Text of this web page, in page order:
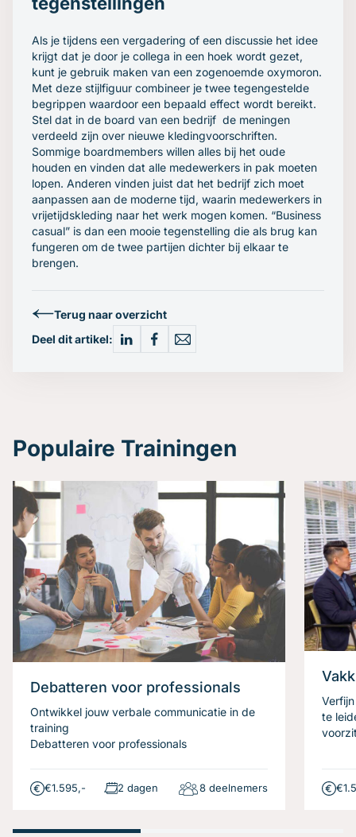
Als je tijdens een vergadering of een discussie het idee
krijgt dat je door je collega in een hoek wordt gezet,
kunt je gebruik maken van een zogenoemde oxymoron.
Met deze stijlfiguur combineer je twee tegengestelde
begrippen waardoor een bepaald effect wordt bereikt.
Stel dat in de board van een bedrijf de meningen
verdeeld zijn over nieuwe kledingvoorschriften.
Sommige boardmembers willen alles bij het oude
houden en vinden dat alle medewerkers in pak moeten
lopen. Anderen vinden juist dat het bedrijf zich moet
aanpassen aan de moderne tijd, waarin medewerkers in
vrijetijdskleding naar het werk mogen komen. “Business
casual” is dan een mooie tegenstelling die als brug kan
fungeren om de twee partijen dichter bij elkaar te
brengen.
Terug naar overzicht
Deel dit artikel:
Populaire Trainingen
Debatteren voor professionals
Ontwikkel jouw verbale communicatie in de
training
Debatteren voor professionals
€1.595,- 2 dagen 8 deelnemers
te